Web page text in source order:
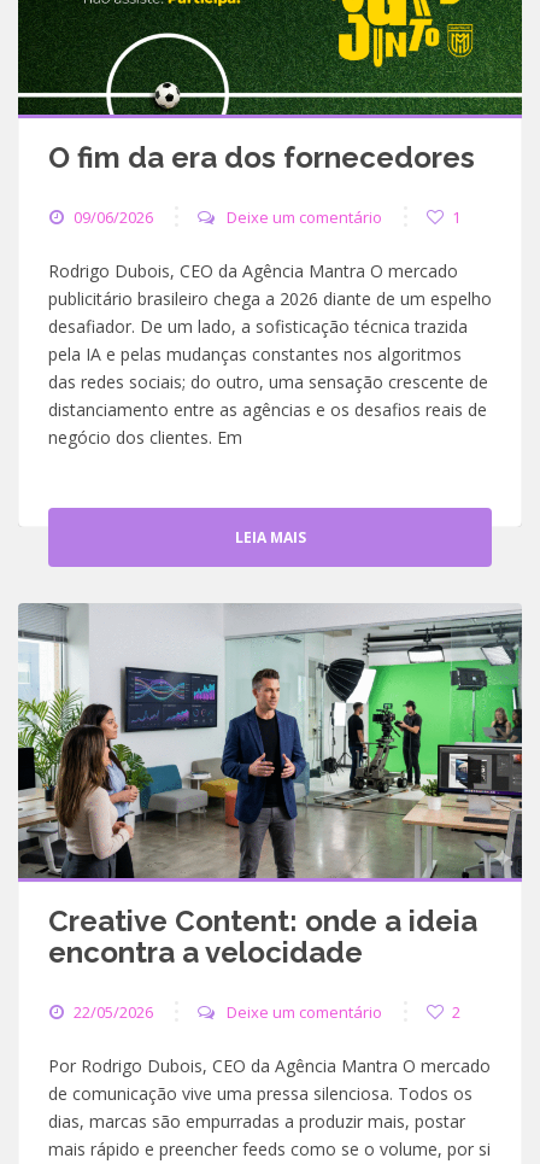
O fim da era dos fornecedores
09/06/2026 Deixe um comentário 1
Rodrigo Dubois, CEO da Agência Mantra O mercado
publicitário brasileiro chega a 2026 diante de um espelho
desafiador. De um lado, a sofisticação técnica trazida
pela IA e pelas mudanças constantes nos algoritmos
das redes sociais; do outro, uma sensação crescente de
distanciamento entre as agências e os desafios reais de
negócio dos clientes. Em
LEIA MAIS
Creative Content: onde a ideia
encontra a velocidade
22/05/2026 Deixe um comentário 2
Por Rodrigo Dubois, CEO da Agência Mantra O mercado
de comunicação vive uma pressa silenciosa. Todos os
dias, marcas são empurradas a produzir mais, postar
mais rápido e preencher feeds como se o volume, por si